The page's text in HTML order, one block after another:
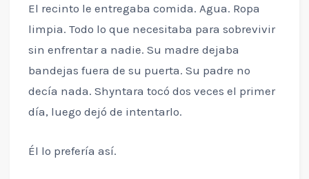
El recinto le entregaba comida. Agua. Ropa
limpia. Todo lo que necesitaba para sobrevivir
sin enfrentar a nadie. Su madre dejaba
bandejas fuera de su puerta. Su padre no
decía nada. Shyntara tocó dos veces el primer
día, luego dejó de intentarlo.
Él lo prefería así.